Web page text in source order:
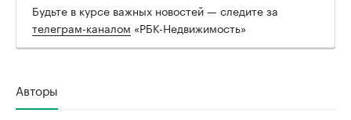
Будьте в курсе важных новостей — следите за
телеграм-каналом «РБК-Недвижимость»
Авторы